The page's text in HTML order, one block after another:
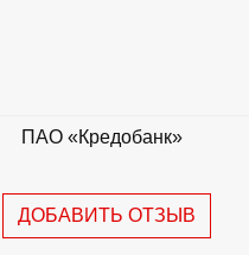
ПАО «Кредобанк»
ДОБАВИТЬ ОТЗЫВ